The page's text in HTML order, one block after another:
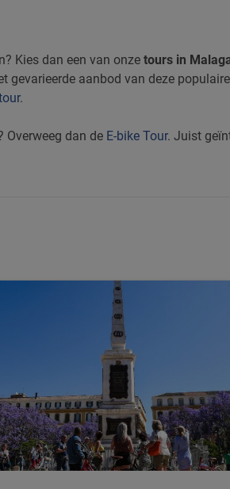
Kies dan een van onze tours in
gevarieerde aanbod van deze
.
Overweeg dan de E-bike Tour. Juist